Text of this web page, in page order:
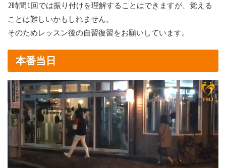
2時間1回では振り付けを理解することはできますが、覚える
ことは難しいかもしれません。
そのためレッスン後の自習復習をお願いしています。
本番当日